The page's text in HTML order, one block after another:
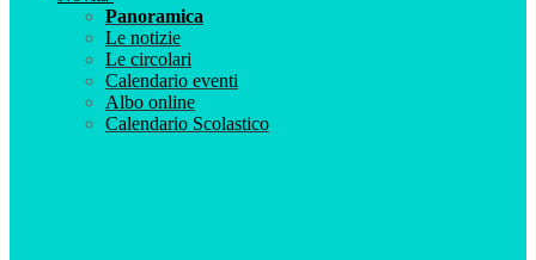
Panoramica
Le notizie
Le circolari
Calendario eventi
Albo online
Calendario Scolastico